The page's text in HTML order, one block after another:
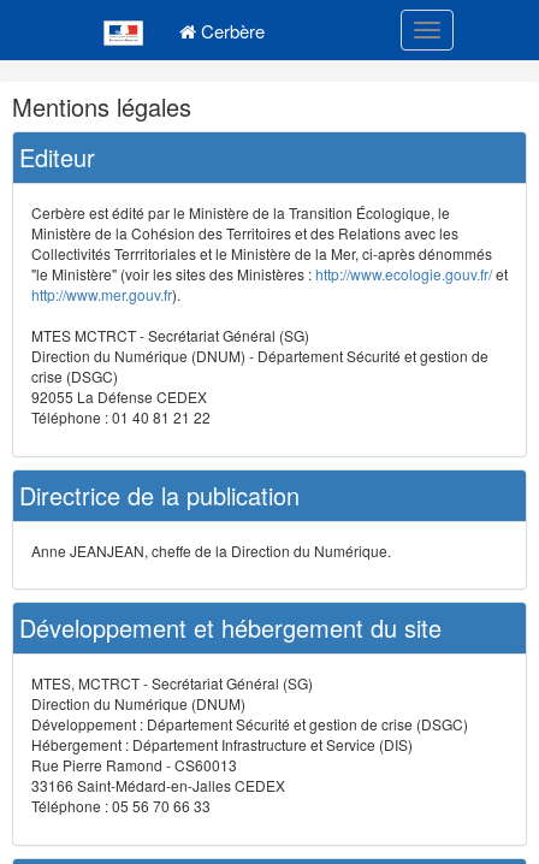
Cerbère Toggle
Navigation
et
outils
annexes
Mentions légales
Editeur
Cerbère est édité par le Ministère de la Transition Écologique, le
Ministère de la Cohésion des Territoires et des Relations avec les
Collectivités Terrritoriales et le Ministère de la Mer, ci-après dénommés
"le Ministère" (voir les sites des Ministères :http://www.ecologie.gouv.fr/et
http://www.mer.gouv.fr).
MTES MCTRCT - Secrétariat Général (SG)
Direction du Numérique (DNUM) - Département Sécurité et gestion de
crise (DSGC)
92055 La Défense CEDEX
Téléphone : 01 40 81 21 22
Directrice de la publication
Anne JEANJEAN, cheffe de la Direction du Numérique.
Développement et hébergement du site
MTES, MCTRCT - Secrétariat Général (SG)
Direction du Numérique (DNUM)
Développement : Département Sécurité et gestion de crise (DSGC)
Hébergement : Département Infrastructure et Service (DIS)
Rue Pierre Ramond - CS60013
33166 Saint-Médard-en-Jalles CEDEX
Téléphone : 05 56 70 66 33